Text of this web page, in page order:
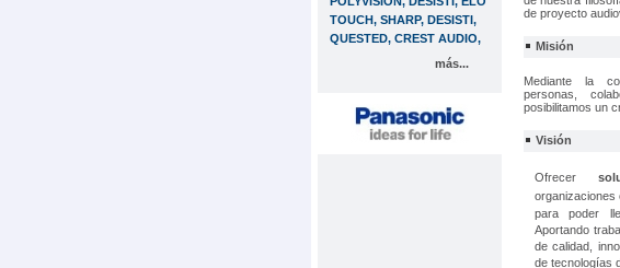
TOUCH, SHARP, DESISTI,
QUESTED, CREST AUDIO,
más...
de proyecto
Misión
Mediante la
personas,
posibilitamos un
Visión
Ofrecer
organizaciones
para poder
Aportando
de calidad,
de tecnologías